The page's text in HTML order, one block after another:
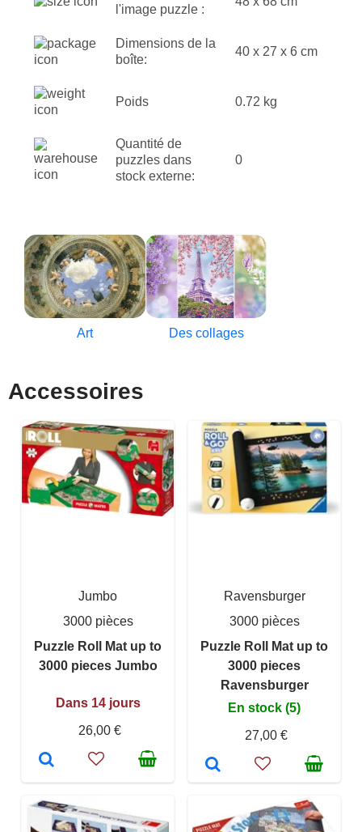
l'image puzzle :
Dimensions de la
boîte:
40 x 27 x 6 cm
Poids 0.72 kg
Quantité de
puzzles dans
stock externe:
0
Art Des collages
Accessoires
Jumbo
3000 pièces
Puzzle Roll Mat up to
3000 pieces Jumbo
Dans 14 jours
26,00 €
Ravensburger
3000 pièces
Puzzle Roll Mat up to
3000 pieces
Ravensburger
En stock (5)
27,00 €